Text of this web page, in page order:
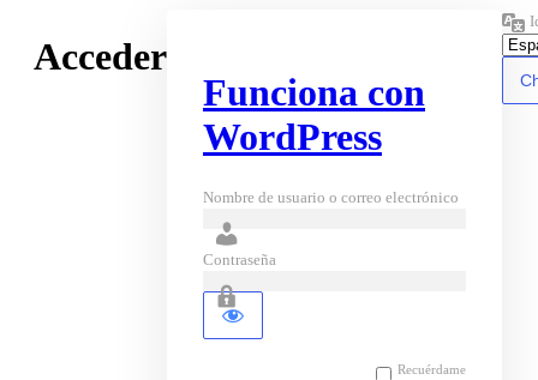
Acceder
Funciona con
WordPress
Nombre de usuario o correo electrónico
Contraseña
Recuérdame